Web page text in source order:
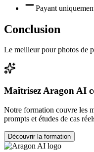
Payant
Conclusion
Le meilleur pour photos de
Maîtrisez Aragon AI
Notre formation couvre les
prompts et études de cas
Découvrir la formation